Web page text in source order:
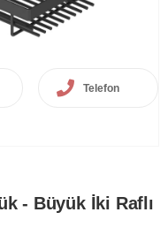
Telefon
- Büyük İki Raflı